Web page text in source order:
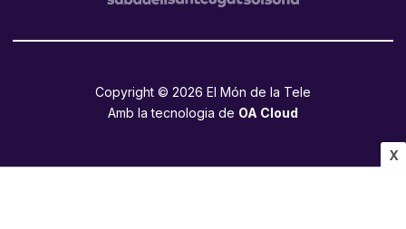
X
Copyright © 2026 El Món de la Tele
Amb la tecnologia de OA Cloud